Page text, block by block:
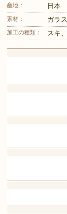
産地： 日本
素材： ガラス
加工の種類： スキ